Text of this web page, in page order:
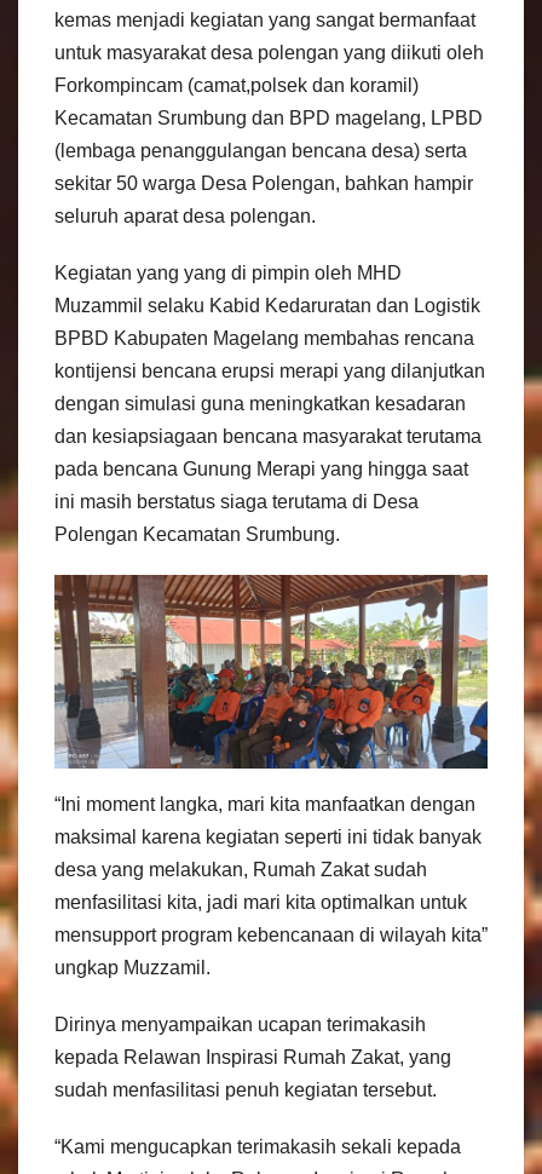
kemas menjadi kegiatan yang sangat bermanfaat
untuk masyarakat desa polengan yang diikuti oleh
Forkompincam (camat,polsek dan koramil)
Kecamatan Srumbung dan BPD magelang, LPBD
(lembaga penanggulangan bencana desa) serta
sekitar 50 warga Desa Polengan, bahkan hampir
seluruh aparat desa polengan.
Kegiatan yang yang di pimpin oleh MHD
Muzammil selaku Kabid Kedaruratan dan Logistik
BPBD Kabupaten Magelang membahas rencana
kontijensi bencana erupsi merapi yang dilanjutkan
dengan simulasi guna meningkatkan kesadaran
dan kesiapsiagaan bencana masyarakat terutama
pada bencana Gunung Merapi yang hingga saat
ini masih berstatus siaga terutama di Desa
Polengan Kecamatan Srumbung.
“Ini moment langka, mari kita manfaatkan dengan
maksimal karena kegiatan seperti ini tidak banyak
desa yang melakukan, Rumah Zakat sudah
menfasilitasi kita, jadi mari kita optimalkan untuk
mensupport program kebencanaan di wilayah kita”
ungkap Muzzamil.
Dirinya menyampaikan ucapan terimakasih
kepada Relawan Inspirasi Rumah Zakat, yang
sudah menfasilitasi penuh kegiatan tersebut.
“Kami mengucapkan terimakasih sekali kepada